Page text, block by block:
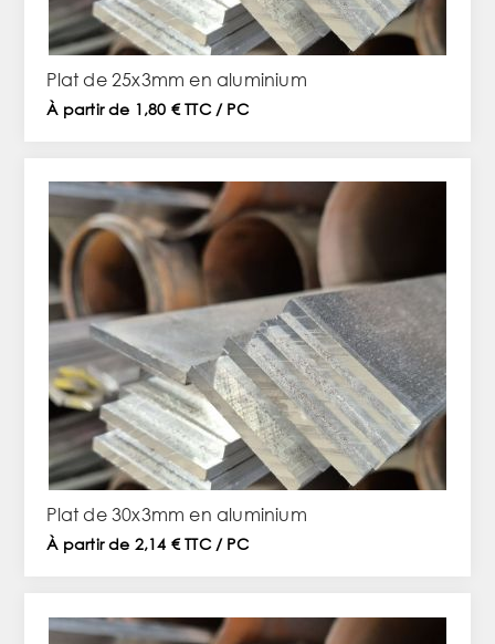
Plat de 25x3mm en aluminium
À partir de 1,80 € TTC / PC
Plat de 30x3mm en aluminium
À partir de 2,14 € TTC / PC